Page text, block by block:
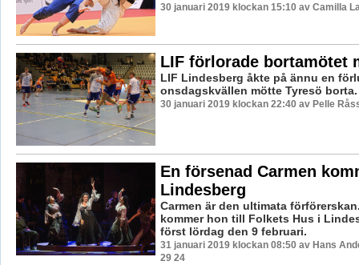
30 januari 2019 klockan 15:10 av Camilla
LIF förlorade bortamötet
LIF Lindesberg åkte på ännu en
onsdagskvällen mötte Tyresö borta.
30 januari 2019 klockan 22:40 av Pelle
En försenad Carmen
Lindesberg
Carmen är den ultimata
kommer hon till Folkets Hus i
först lördag den 9 februari.
31 januari 2019 klockan 08:50 av Hans
29 24